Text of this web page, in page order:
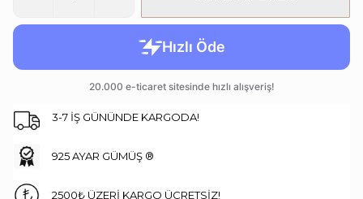
3-7 İŞ GÜNÜNDE KARGODA!
925 AYAR GÜMÜŞ ®
2500₺ ÜZERİ KARGO ÜCRETSİZ!